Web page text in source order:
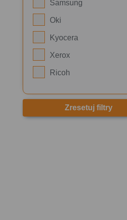
Samsung
Oki
Kyocera
Xerox
Ricoh
Zresetuj filtry